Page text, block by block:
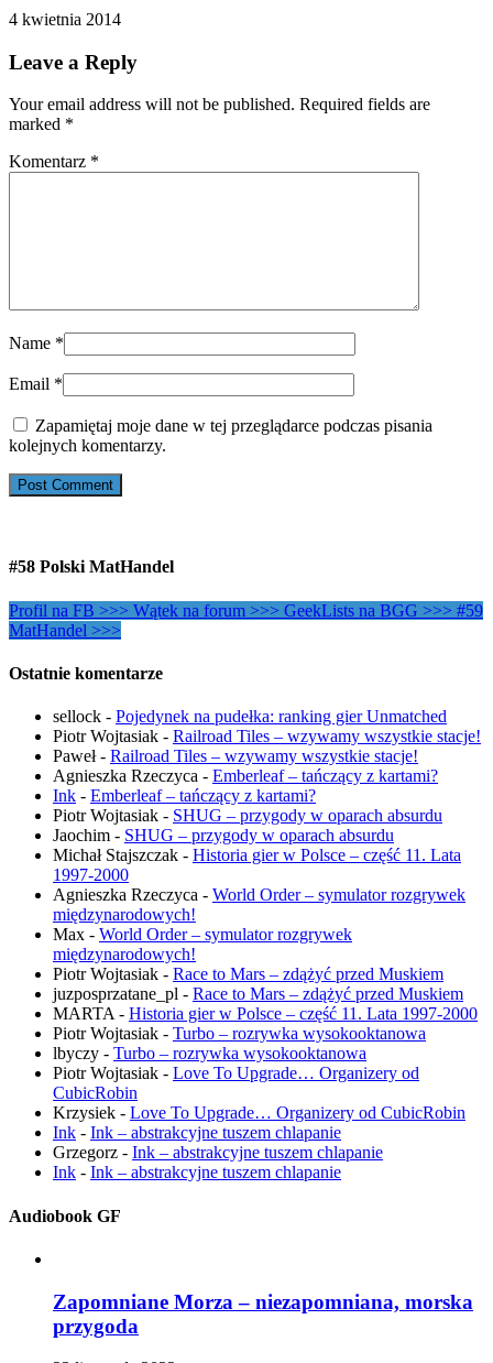
4 kwietnia 2014
Leave a Reply
Your email address will not be published. Required fields are
marked *
Komentarz *
Name *
Email *
Zapamiętaj moje dane w tej przeglądarce podczas pisania
kolejnych komentarzy.
#58 Polski MatHandel
Profil na FB >>> Wątek na forum >>> GeekLists na BGG >>> #59
MatHandel >>>
Ostatnie komentarze
sellock - Pojedynek na pudełka: ranking gier Unmatched
Piotr Wojtasiak - Railroad Tiles – wzywamy wszystkie stacje!
Paweł- Railroad Tiles – wzywamy wszystkie stacje!
Agnieszka Rzeczyca - Emberleaf – tańczący z kartami?
Ink - Emberleaf – tańczący z kartami?
Piotr Wojtasiak - SHUG – przygody w oparach absurdu
Jaochim - SHUG – przygody w oparach absurdu
Michał Stajszczak - Historia gier w Polsce – część 11. Lata
1997-2000
Agnieszka Rzeczyca - World Order – symulator rozgrywek
międzynarodowych!
Max - World Order – symulator rozgrywek
międzynarodowych!
Piotr Wojtasiak - Race to Mars – zdążyć przed Muskiem
juzposprzatane_pl - Race to Mars – zdążyć przed Muskiem
MARTA - Historia gier w Polsce – część 11. Lata 1997-2000
Piotr Wojtasiak - Turbo – rozrywka wysokooktanowa
lbyczy - Turbo – rozrywka wysokooktanowa
Piotr Wojtasiak - Love To Upgrade… Organizery od
CubicRobin
Krzysiek - Love To Upgrade… Organizery od CubicRobin
Ink - Ink – abstrakcyjne tuszem chlapanie
Grzegorz - Ink – abstrakcyjne tuszem chlapanie
Ink - Ink – abstrakcyjne tuszem chlapanie
Audiobook GF
Zapomniane Morza – niezapomniana, morska
przygoda